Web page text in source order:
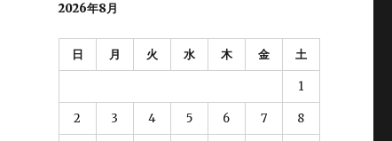
2026年8月
日 月 火 水 木 金 土
1
2 3 4 5 6 7 8